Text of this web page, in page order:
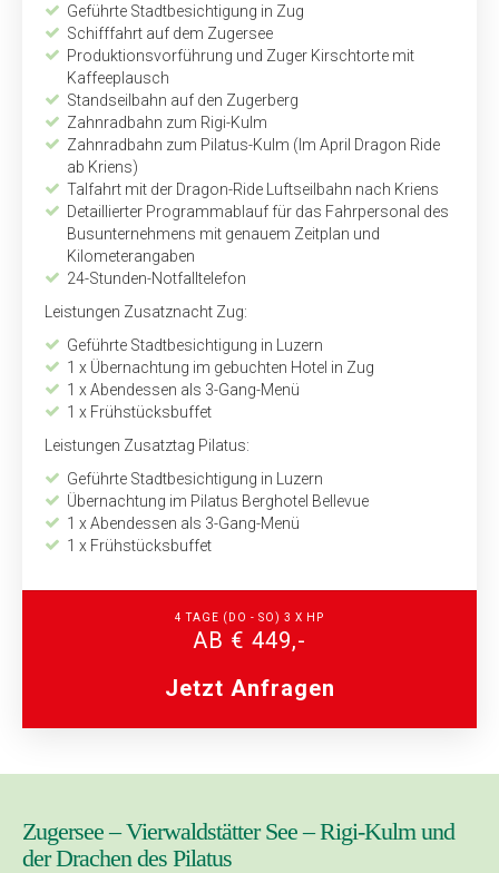
Geführte Stadtbesichtigung in Zug
Schifffahrt auf dem Zugersee
Produktionsvorführung und Zuger Kirschtorte mit
Kaffeeplausch
Standseilbahn auf den Zugerberg
Zahnradbahn zum Rigi-Kulm
Zahnradbahn zum Pilatus-Kulm (Im April Dragon Ride
ab Kriens)
Talfahrt mit der Dragon-Ride Luftseilbahn nach Kriens
Detaillierter Programmablauf für das Fahrpersonal des
Busunternehmens mit genauem Zeitplan und
Kilometerangaben
24-Stunden-Notfalltelefon
Leistungen Zusatznacht Zug:
Geführte Stadtbesichtigung in Luzern
1 x Übernachtung im gebuchten Hotel in Zug
1 x Abendessen als 3-Gang-Menü
1 x Frühstücksbuffet
Leistungen Zusatztag Pilatus:
Geführte Stadtbesichtigung in Luzern
Übernachtung im Pilatus Berghotel Bellevue
1 x Abendessen als 3-Gang-Menü
1 x Frühstücksbuffet
4 TAGE (DO - SO) 3 X HP
AB € 449,-
Jetzt Anfragen
Zugersee – Vierwaldstätter See – Rigi-Kulm und
der Drachen des Pilatus